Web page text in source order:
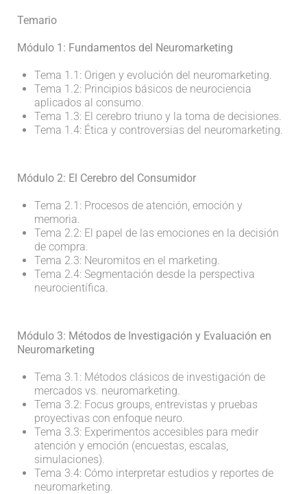
Temario
Módulo 1: Fundamentos del Neuromarketing
Tema 1.1: Origen y evolución del neuromarketing.
Tema 1.2: Principios básicos de neurociencia
aplicados al consumo.
Tema 1.3: El cerebro triuno y la toma de decisiones.
Tema 1.4: Ética y controversias del neuromarketing.
Módulo 2: El Cerebro del Consumidor
Tema 2.1: Procesos de atención, emoción y
memoria.
Tema 2.2: El papel de las emociones en la decisión
de compra.
Tema 2.3: Neuromitos en el marketing.
Tema 2.4: Segmentación desde la perspectiva
neurocientífica.
Módulo 3: Métodos de Investigación y Evaluación en
Neuromarketing
Tema 3.1: Métodos clásicos de investigación de
mercados vs. neuromarketing.
Tema 3.2: Focus groups, entrevistas y pruebas
proyectivas con enfoque neuro.
Tema 3.3: Experimentos accesibles para medir
atención y emoción (encuestas, escalas,
simulaciones).
Tema 3.4: Cómo interpretar estudios y reportes de
neuromarketing.